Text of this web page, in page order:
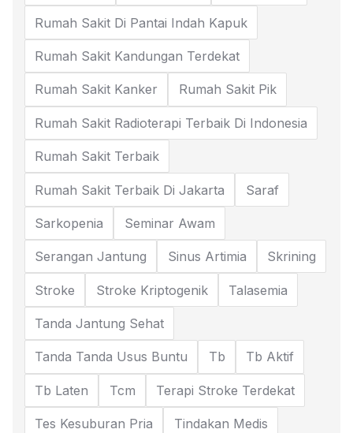
Rumah Sakit Di Pantai Indah Kapuk
Rumah Sakit Kandungan Terdekat
Rumah Sakit Kanker Rumah Sakit Pik
Rumah Sakit Radioterapi Terbaik Di Indonesia
Rumah Sakit Terbaik
Rumah Sakit Terbaik Di Jakarta Saraf
Sarkopenia Seminar Awam
Serangan Jantung Sinus Artimia Skrining
Stroke Stroke Kriptogenik Talasemia
Tanda Jantung Sehat
Tanda Tanda Usus Buntu Tb Tb Aktif
Tb Laten Tcm Terapi Stroke Terdekat
Tes Kesuburan Pria Tindakan Medis